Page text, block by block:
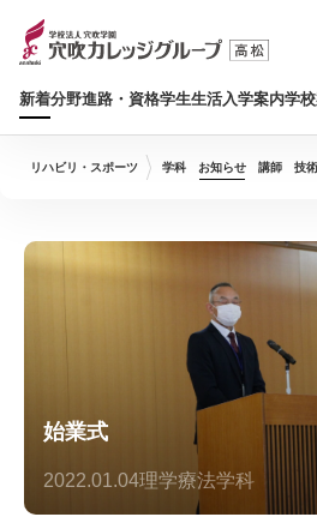
新着分野進路・資格学生生活入学案内学
リハビリ・スポーツ 学科 お知らせ 講師 技術
始業式
2022.01.04理学療法学科